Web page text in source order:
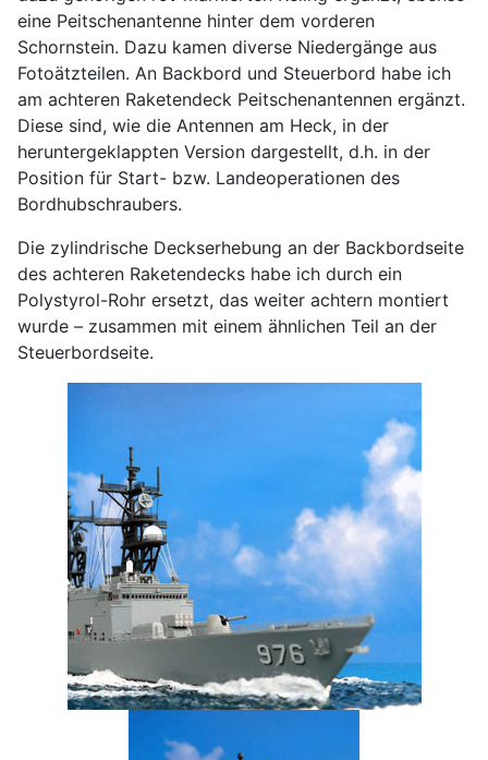
eine Peitschenantenne hinter dem vorderen
Schornstein. Dazu kamen diverse Niedergänge aus
Fotoätzteilen. An Backbord und Steuerbord habe ich
am achteren Raketendeck Peitschenantennen ergänzt.
Diese sind, wie die Antennen am Heck, in der
heruntergeklappten Version dargestellt, d.h. in der
Position für Start- bzw. Landeoperationen des
Bordhubschraubers.
Die zylindrische Deckserhebung an der Backbordseite
des achteren Raketendecks habe ich durch ein
Polystyrol-Rohr ersetzt, das weiter achtern montiert
wurde – zusammen mit einem ähnlichen Teil an der
Steuerbordseite.